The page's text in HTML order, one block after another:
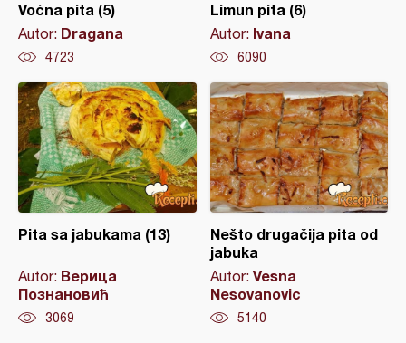
Voćna pita (5)
Autor: Dragana
4723
Limun pita (6)
Autor: Ivana
6090
Pita sa jabukama (13)
Autor: Верица
Познановић
3069
Nešto drugačija pita od
jabuka
Autor: Vesna
Nesovanovic
5140